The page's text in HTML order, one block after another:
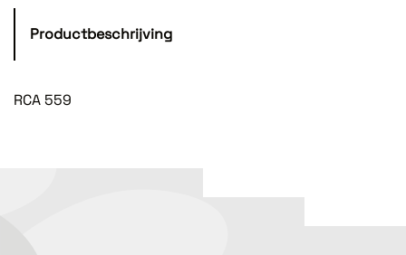
Productbeschrijving
RCA 559